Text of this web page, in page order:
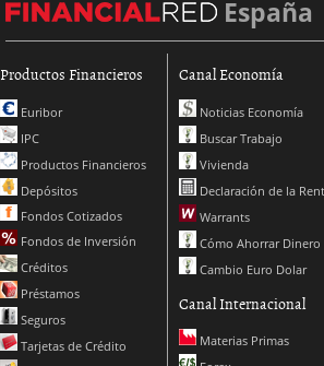
España
Productos Financieros
Euribor
IPC
Productos Financieros
Depósitos
Fondos Cotizados
Fondos de Inversión
Créditos
Préstamos
Seguros
Tarjetas de Crédito
Canal Economía
Noticias Economía
Buscar Trabajo
Vivienda
Declaración de la
Warrants
Cómo Ahorrar Dinero
Cambio Euro Dolar
Canal Internacional
Materias Primas